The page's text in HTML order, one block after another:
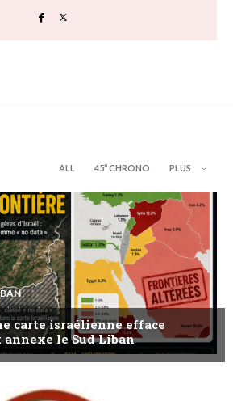
ALL 45’’ CHRONO PLUS
carte israélienne efface
le Sud Liban